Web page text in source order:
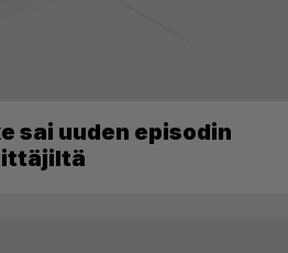
sai uuden episodin